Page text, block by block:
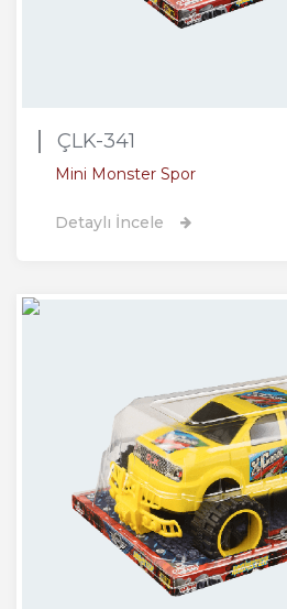
ÇLK-341
Mini Monster Spor
Detaylı İncele